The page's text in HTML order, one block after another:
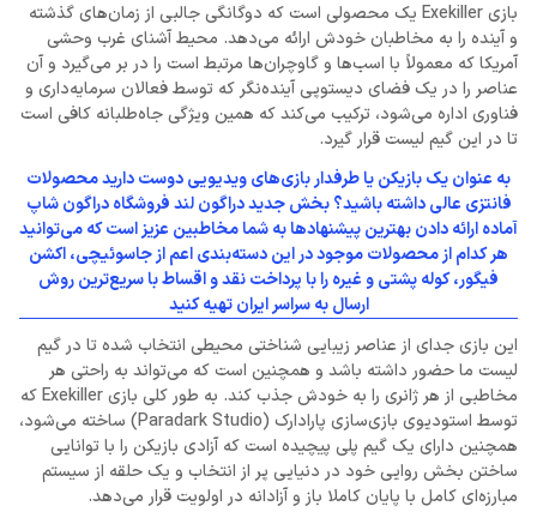
بازی Exekiller یک محصولی است که دوگانگی جالبی از زمان‌های گذشته
و آینده را به مخاطبان خودش ارائه می‌دهد. محیط آشنای غرب وحشی
آمریکا که معمولاً با اسب‌ها و گاوچران‌ها مرتبط است را در بر می‌گیرد و آن
عناصر را در یک فضای دیستوپی آینده‌نگر که توسط فعالان سرمایه‌داری و
فناوری اداره می‌شود، ترکیب می‌کند که همین ویژگی جاه‌طلبانه کافی است
تا در این گیم لیست قرار گیرد.
به عنوان یک بازیکن یا طرفدار بازی‌های ویدیویی دوست دارید محصولات
فانتزی عالی داشته باشید؟ بخش جدید دراگون لند فروشگاه دراگون شاپ
آماده ارائه دادن بهترین پیشنهادها به شما مخاطبین عزیز است که می‌توانید
هر کدام از محصولات موجود در این دسته‌بندی اعم از جاسوئیچی، اکشن
فیگور، کوله پشتی و غیره را با پرداخت نقد و اقساط با سریع‌ترین روش
ارسال به سراسر ایران تهیه کنید
این بازی جدای از عناصر زیبایی شناختی محیطی انتخاب شده تا در گیم
لیست ما حضور داشته باشد و همچنین است که می‌تواند به راحتی هر
مخاطبی از هر ژانری را به خودش جذب کند. به طور کلی بازی Exekiller که
توسط استودیوی بازی‌سازی پارادارک (Paradark Studio) ساخته می‌شود،
همچنین دارای یک گیم پلی پیچیده است که آزادی بازیکن را با توانایی
ساختن بخش روایی خود در دنیایی پر از انتخاب و یک حلقه از سیستم
مبارزه‌ای کامل با پایان کاملا باز و آزادانه در اولویت قرار می‌دهد.